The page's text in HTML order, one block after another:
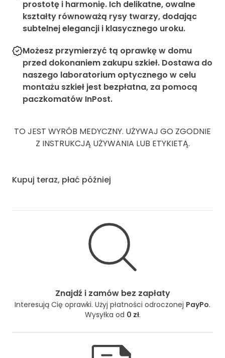
prostotę i harmonię. Ich delikatne, owalne
kształty równoważą rysy twarzy, dodając
subtelnej elegancji i klasycznego uroku.
Możesz przymierzyć tą oprawkę w domu
przed dokonaniem zakupu szkieł. Dostawa do
naszego laboratorium optycznego w celu
montażu szkieł jest bezpłatna, za pomocą
paczkomatów InPost.
TO JEST WYRÓB MEDYCZNY. UŻYWAJ GO ZGODNIE
Z INSTRUKCJĄ UŻYWANIA LUB ETYKIETĄ.
Kupuj teraz, płać później
Znajdź i zamów bez zapłaty
Interesują Cię oprawki. Użyj płatności odroczonej PayPo.
Wysyłka od 0 zł.